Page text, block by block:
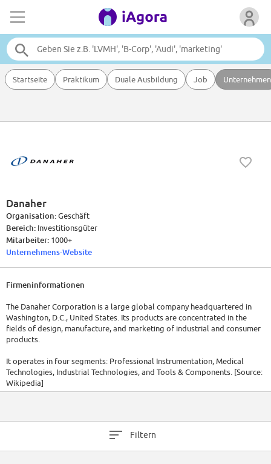
Startseite Praktikum Duale Ausbildung Job Unternehmen
Danaher
Organisation:Geschäft
Bereich: Investitionsgüter
Mitarbeiter: 1000+
Unternehmens-Website
Firmeninformationen
The Danaher Corporation is a large global company headquartered in
Washington, D.C., United States. Its products are concentrated in the
fields of design, manufacture, and marketing of industrial and consumer
products.
It operates in four segments: Professional Instrumentation, Medical
Technologies, Industrial Technologies, and Tools & Components. [Source:
Wikipedia]
Filtern